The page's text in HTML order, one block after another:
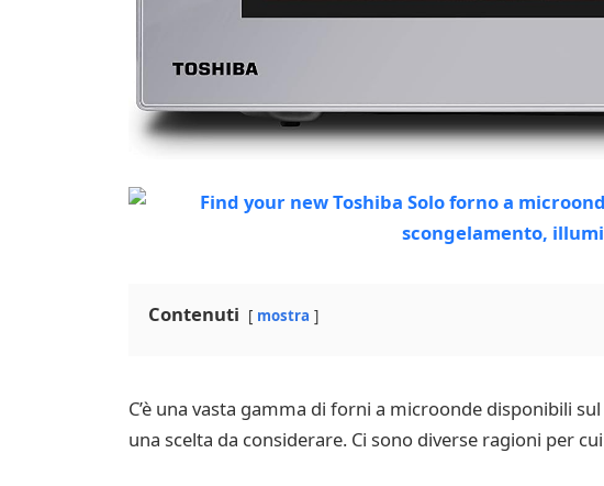
Contenuti mostra
C’è una vasta gamma di forni a microonde disponibili
una scelta da considerare. Ci sono diverse ragioni per